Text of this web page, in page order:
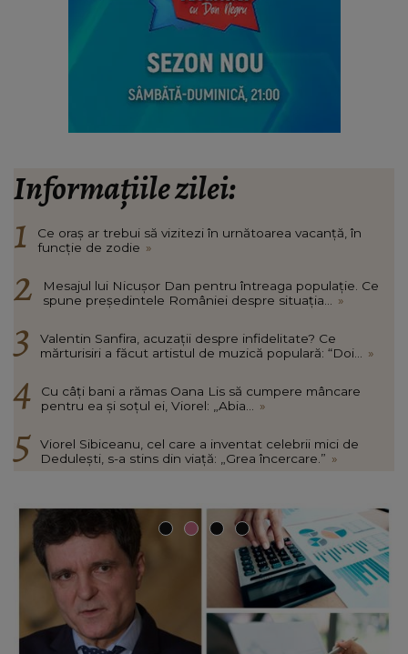
Informațiile zilei:
Ce oraș ar trebui să vizitezi în urnătoarea vacanță, în
funcție de zodie »
Mesajul lui Nicușor Dan pentru întreaga populație. Ce
spune președintele României despre situația...
»
Valentin Sanfira, acuzații despre infidelitate? Ce
mărturisiri a făcut artistul de muzică populară: “Doi...
»
Cu câți bani a rămas Oana Lis să cumpere mâncare
pentru ea și soțul ei, Viorel: „Abia...
»
Viorel Sibiceanu, cel care a inventat celebrii mici de
Dedulești, s-a stins din viață: „Grea încercare.” »